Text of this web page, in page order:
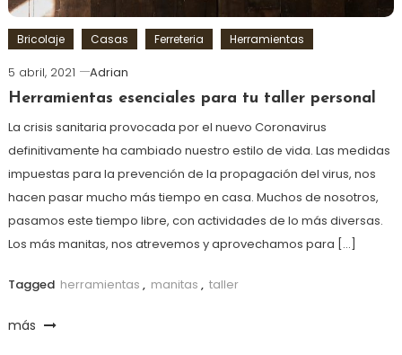
Bricolaje Casas Ferreteria Herramientas
5 abril, 2021
Adrian
Herramientas esenciales para tu taller personal
La crisis sanitaria provocada por el nuevo Coronavirus
definitivamente ha cambiado nuestro estilo de vida. Las medidas
impuestas para la prevención de la propagación del virus, nos
hacen pasar mucho más tiempo en casa. Muchos de nosotros,
pasamos este tiempo libre, con actividades de lo más diversas.
Los más manitas, nos atrevemos y aprovechamos para […]
Tagged herramientas , manitas , taller
más